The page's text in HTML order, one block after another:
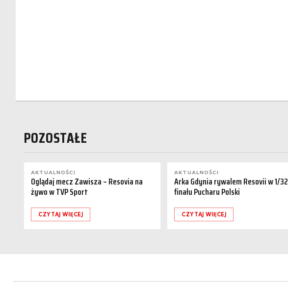
POZOSTAŁE
AKTUALNOŚCI
Oglądaj mecz Zawisza – Resovia na
żywo w TVP Sport
CZYTAJ WIĘCEJ
AKTUALNOŚCI
Arka Gdynia rywalem Resovii w 1/32
finału Pucharu Polski
CZYTAJ WIĘCEJ